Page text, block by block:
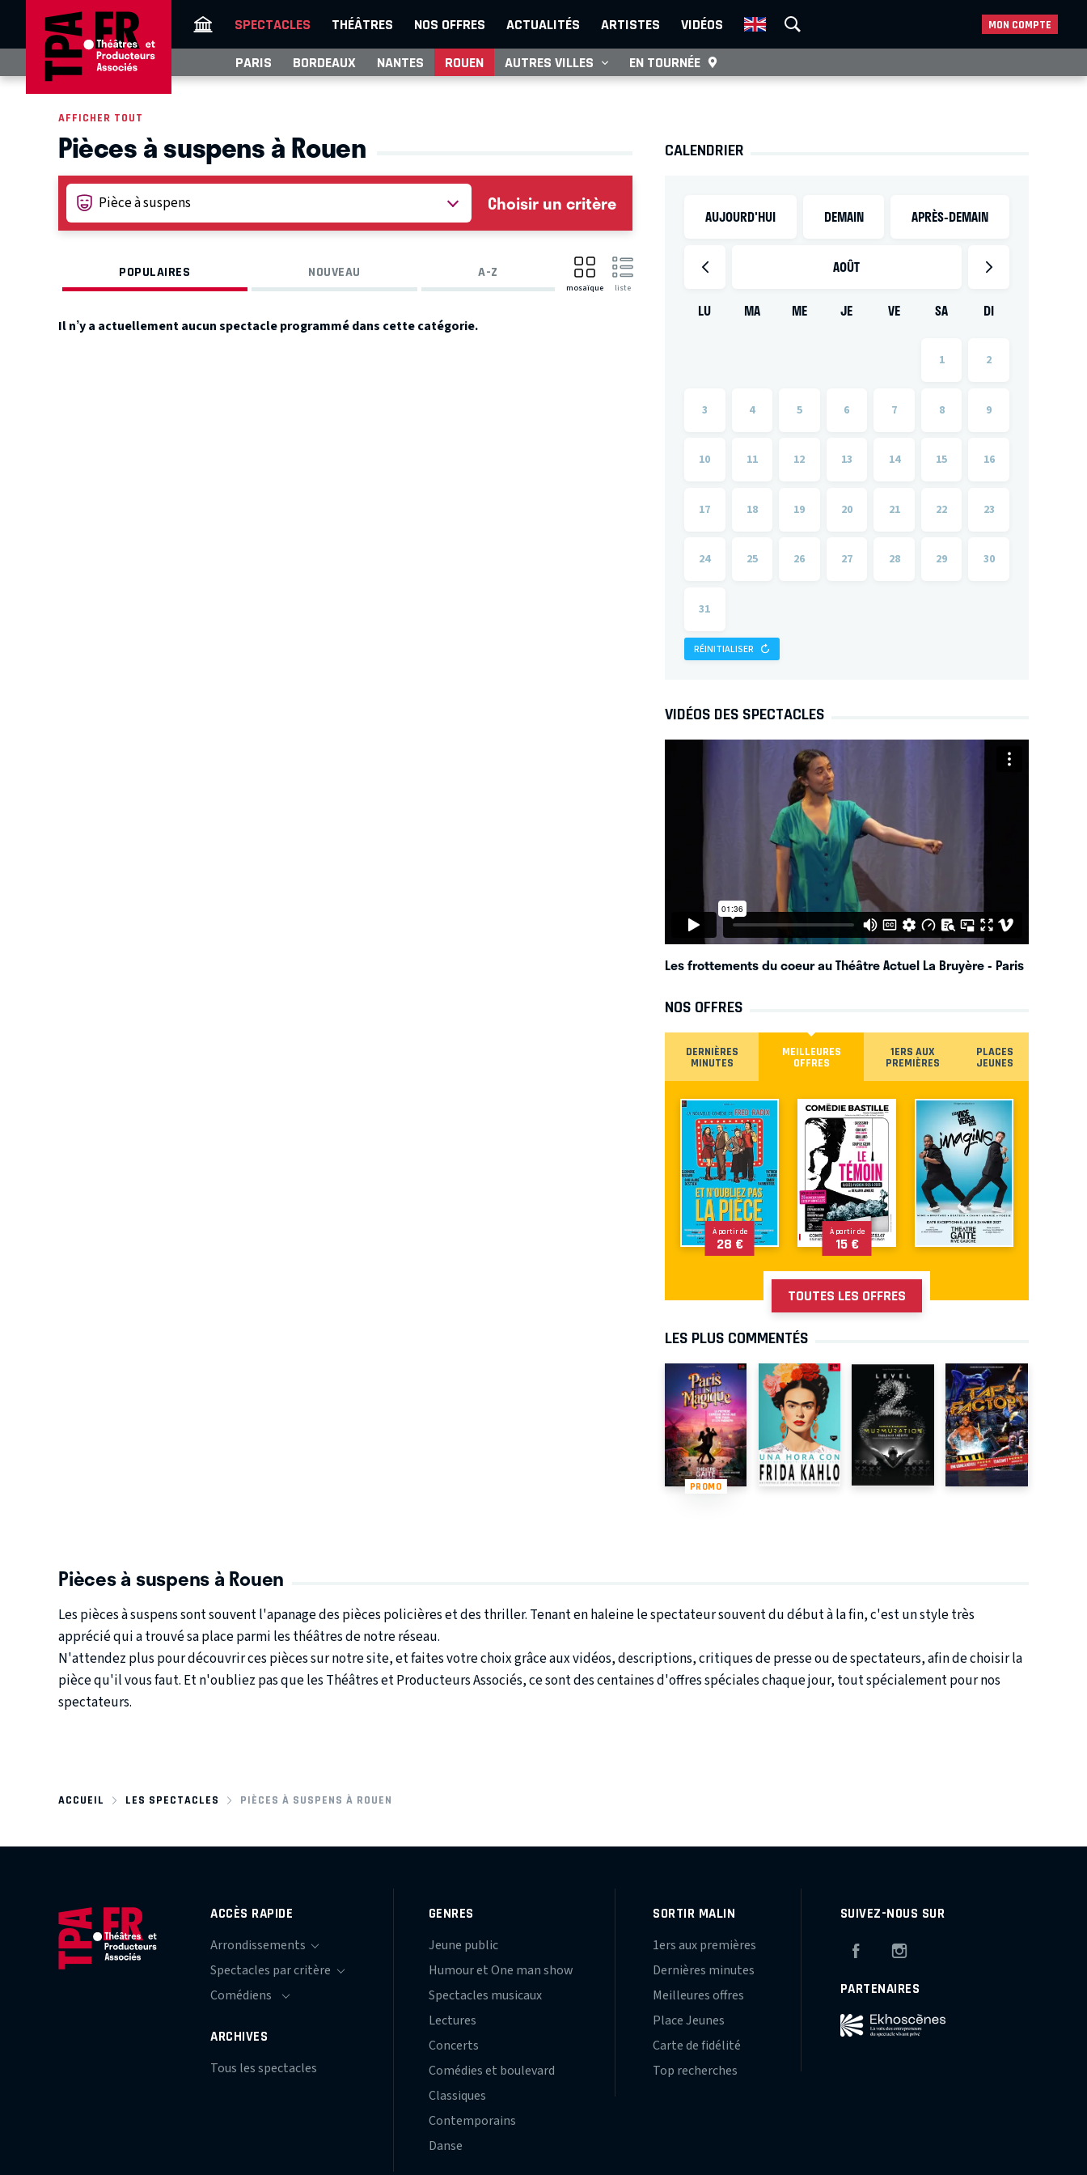
SPECTACLES THÉÂTRES NOS OFFRES ACTUALITÉS ARTISTES VIDÉOS MON COMPTE
PARIS BORDEAUX NANTES ROUEN AUTRES VILLES EN TOURNÉE
AFFICHER TOUT
Pièces à suspens à Rouen
Choisir un critère
POPULAIRES NOUVEAU A-Z
mosaïque liste
Il n’y a actuellement aucun spectacle programmé dans cette catégorie.
CALENDRIER
AUJOURD'HUI DEMAIN APRÈS-DEMAIN
AOÛT
LU MA ME JE VE SA DI
1 2
3 4 5 6 7 8 9
10 11 12 13 14 15 16
17 18 19 20 21 22 23
24 25 26 27 28 29 30
31
RÉINITIALISER
VIDÉOS DES SPECTACLES
Les frottements du coeur au Théâtre Actuel La Bruyère- Paris
NOS OFFRES
DERNIÈRES
MINUTES
MEILLEURES
OFFRES
1ERS AUX
PREMIÈRES
PLACES
JEUNES
À partir de
28 €
À partir de
15 €
TOUTES LES OFFRES
LES PLUS COMMENTÉS
PROMO
Pièces à suspens à Rouen
Les pièces à suspens sont souvent l'apanage des pièces policières et des thriller. Tenant en haleine le spectateur souvent du début à la fin, c'est un style très
apprécié qui a trouvé sa place parmi les théâtres de notre réseau.
N'attendez plus pour découvrir ces pièces sur notre site, et faites votre choix grâce aux vidéos, descriptions, critiques de presse ou de spectateurs, afin de choisir la
pièce qu'il vous faut. Et n'oubliez pas que les Théâtres et Producteurs Associés, ce sont des centaines d'offres spéciales chaque jour, tout spécialement pour nos
spectateurs.
ACCUEIL LES SPECTACLES PIÈCES À SUSPENS À ROUEN
ACCÈS RAPIDE
ARCHIVES
Tous les spectacles
GENRES
Jeune public
Humour et One man show
Spectacles musicaux
Lectures
Concerts
Comédies et boulevard
Classiques
Contemporains
Danse
SORTIR MALIN
1ers aux premières
Dernières minutes
Meilleures offres
Place Jeunes
Carte de fidélité
Top recherches
SUIVEZ-NOUS SUR
Facebook
PARTENAIRES